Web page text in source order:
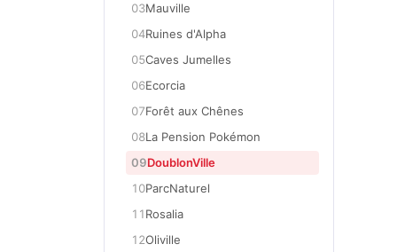
03Mauville
04Ruines d'Alpha
05Caves Jumelles
06Ecorcia
07Forêt aux Chênes
08La Pension Pokémon
09DoublonVille
10ParcNaturel
11Rosalia
12Oliville